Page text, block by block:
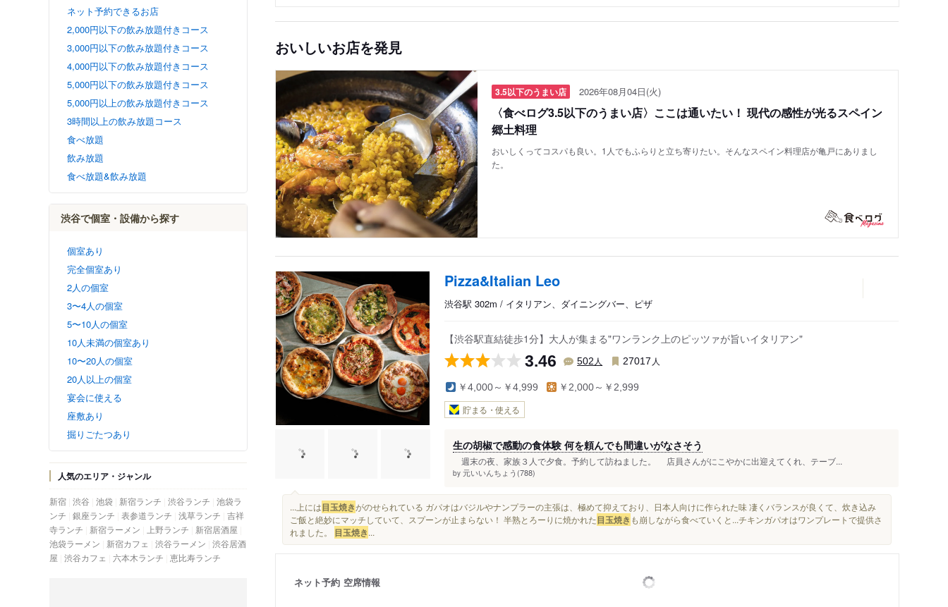
ネット予約できるお店
2,000円以下の飲み放題付きコース
3,000円以下の飲み放題付きコース
4,000円以下の飲み放題付きコース
5,000円以下の飲み放題付きコース
5,000円以上の飲み放題付きコース
3時間以上の飲み放題コース
食べ放題
飲み放題
食べ放題&飲み放題
渋谷で個室・設備から探す
個室あり
完全個室あり
2人の個室
3〜4人の個室
5〜10人の個室
10人未満の個室あり
10〜20人の個室
20人以上の個室
宴会に使える
座敷あり
掘りごたつあり
人気のエリア・ジャンル
新宿 渋谷 池袋 新宿ランチ 渋谷ランチ 池袋ラ
ンチ 銀座ランチ 表参道ランチ 浅草ランチ 吉祥
寺ランチ
新宿ラーメン 上野ランチ
新宿居酒屋
池袋ラーメン
新宿カフェ 渋谷ラーメン 渋谷居酒
屋 渋谷カフェ 六本木ランチ 恵比寿ランチ
おいしいお店を発見
3.5以下のうまい店 2026年08月04日(火)
〈食べログ3.5以下のうまい店〉ここは通いたい！ 現代の感性が光るスペイン
郷土料理
おいしくってコスパも良い。1人でもふらりと立ち寄りたい。そんなスペイン料理店が亀戸にありまし
た。
Pizza&Italian Leo
渋谷駅 302m / イタリアン、ダイニングバー、ピザ
【渋谷駅直結徒歩1分】大人が集まる"ワンランク上のピッツァが旨いイタリアン"
3.46 502 人 27017 人
￥4,000～￥4,999 ￥2,000～￥2,999
貯まる・使える
生の胡椒で感動の食体験 何を頼んでも間違いがなさそう
週末の夜、家族３人で夕食。予約して訪ねました。 店員さんがにこやかに出迎えてくれ、テーブ...
by 元いいんちょう(788)
...上には目玉焼きがのせられている ガパオはバジルやナンプラーの主張は、極めて抑えており、日本人向けに作られた味 凄くバランスが良くて、炊き込み
ご飯と絶妙にマッチしていて、スプーンが止まらない！ 半熟とろーりに焼かれた目玉焼き も崩しながら食べていくと...チキンガパオはワンプレートで提供さ
れました。 目玉焼き...
ネット予約 空席情報